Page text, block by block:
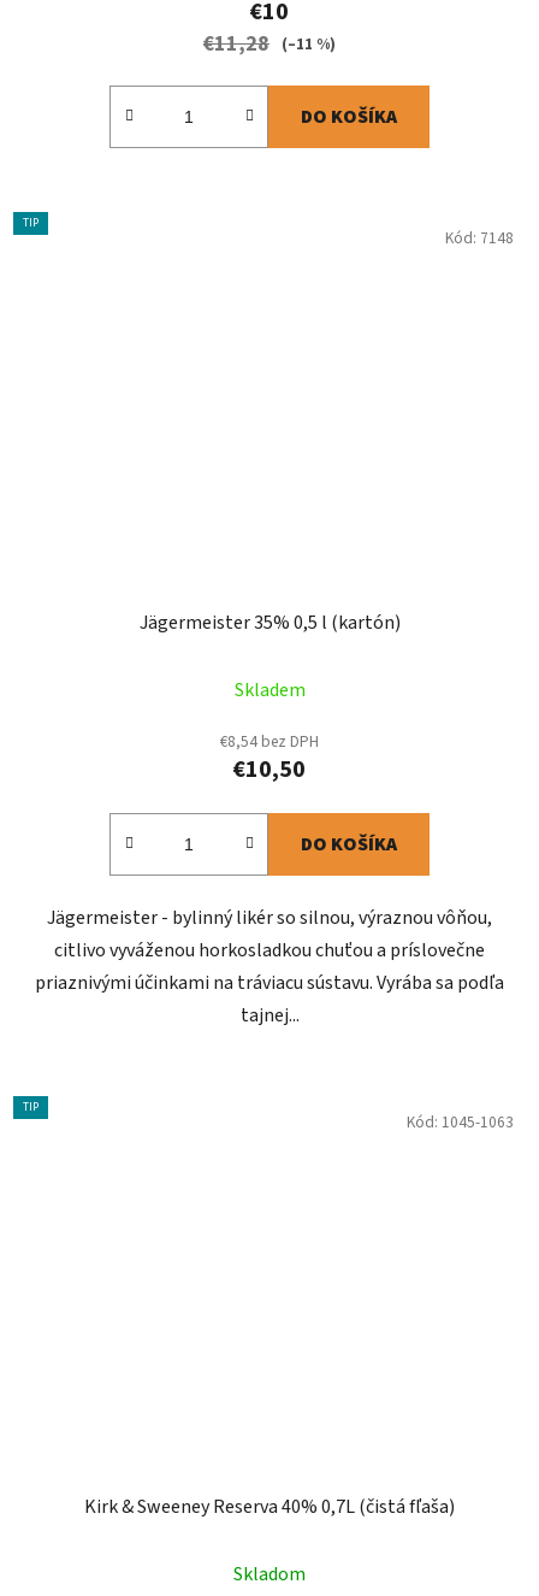
€10
€11,28 (–11 %)
DO KOŠÍKA
TIP
Jägermeister 35% 0,5 l (kartón)
Skladem
€8,54 bez DPH
€10,50
DO KOŠÍKA
Jägermeister - bylinný likér so silnou, výraznou vôňou,
citlivo vyváženou horkosladkou chuťou a príslovečne
priaznivými účinkami na tráviacu sústavu. Vyrába sa podľa
tajnej...
Kód: 7148
TIP
Kirk & Sweeney Reserva 40% 0,7L (čistá fľaša)
Skladom
Kód: 1045-1063